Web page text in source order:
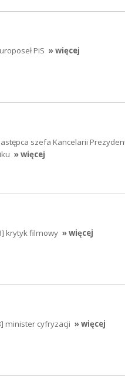
PiS » więcej
szefa Kancelarii
» więcej
krytyk filmowy » więcej
minister cyfryzacji » więcej